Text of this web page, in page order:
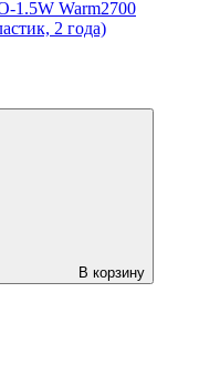
1.5W Warm2700
2 года)
В корзину